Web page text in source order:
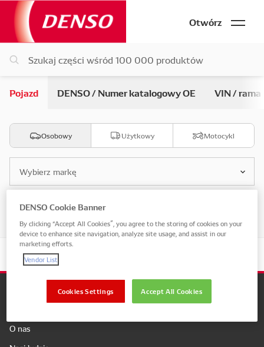
Otwórz
Pojazd DENSO / Numer katalogowy OE VIN / rama
Osobowy Użytkowy Motocykl
Wybierz markę
Wybierz model
O nas
DENSO Cookie Banner
By clicking “Accept All Cookies”, you agree to the storing of cookies on your
device to enhance site navigation, analyze site usage, and assist in our
marketing efforts.
Vendor List
Accept All Cookies
Cookies Settings